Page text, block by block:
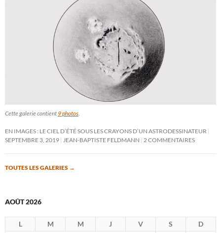
Cette galerie contient 9 photos
EN IMAGES : LE CIEL D’ÉTÉ SOUS LES CRAYONS D’UN ASTRODESSINATEUR
SEPTEMBRE 3, 2019
JEAN-BAPTISTE FELDMANN 2 COMMENTAIRES
TOUTES LES GALERIES →
AOÛT 2026
L M M J V S
D